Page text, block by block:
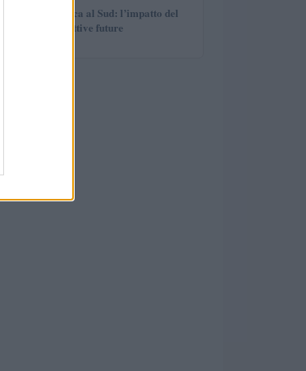
Crescita economica al Sud: l’impatto del
PNRR e le prospettive future